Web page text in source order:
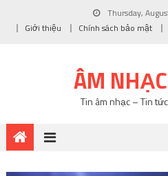
Thursday,
Giới thiệu
Chính sách bảo mật
ÂM
Tin âm nhạc – Tin